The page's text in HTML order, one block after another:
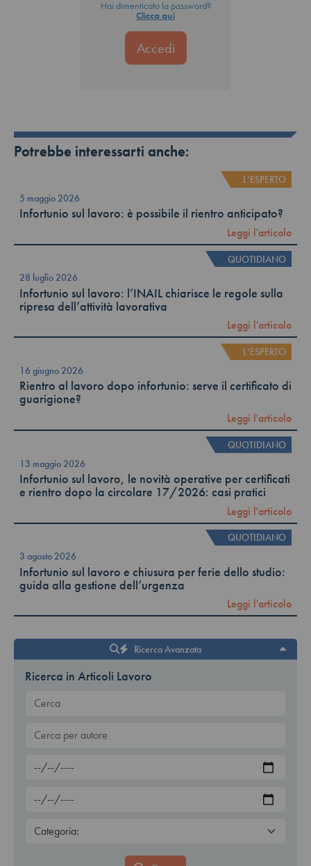
Hai dimenticato la password?
Clicca qui
Potrebbe interessarti anche:
L’ESPERTO
5 maggio 2026
Infortunio sul lavoro: è possibile il rientro anticipato?
Leggi l'articolo
QUOTIDIANO
28 luglio 2026
Infortunio sul lavoro: l’INAIL chiarisce le regole sulla
ripresa dell’attività lavorativa
Leggi l'articolo
L’ESPERTO
16 giugno 2026
Rientro al lavoro dopo infortunio: serve il certificato di
guarigione?
Leggi l'articolo
QUOTIDIANO
13 maggio 2026
Infortunio sul lavoro, le novità operative per certificati
e rientro dopo la circolare 17/2026: casi pratici
Leggi l'articolo
QUOTIDIANO
3 agosto 2026
Infortunio sul lavoro e chiusura per ferie dello studio:
guida alla gestione dell’urgenza
Leggi l'articolo
Ricerca Avanzata
Ricerca in Articoli Lavoro